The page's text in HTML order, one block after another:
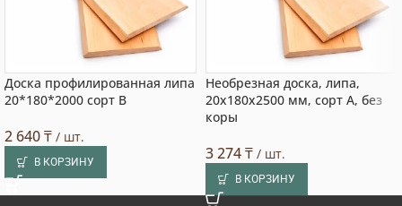
Доска профилированная липа
20*180*2000 сорт В
2 640₸ / шт.
В КОРЗИНУ
Необрезная доска, липа,
20x180x2500 мм, сорт A, без
коры
3 274₸ / шт.
В КОРЗИНУ